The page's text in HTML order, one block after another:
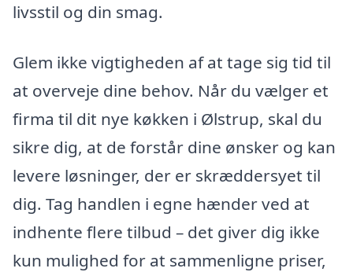
livsstil og din smag.
Glem ikke vigtigheden af at tage sig tid til
at overveje dine behov. Når du vælger et
firma til dit nye køkken i Ølstrup, skal du
sikre dig, at de forstår dine ønsker og kan
levere løsninger, der er skræddersyet til
dig. Tag handlen i egne hænder ved at
indhente flere tilbud – det giver dig ikke
kun mulighed for at sammenligne priser,